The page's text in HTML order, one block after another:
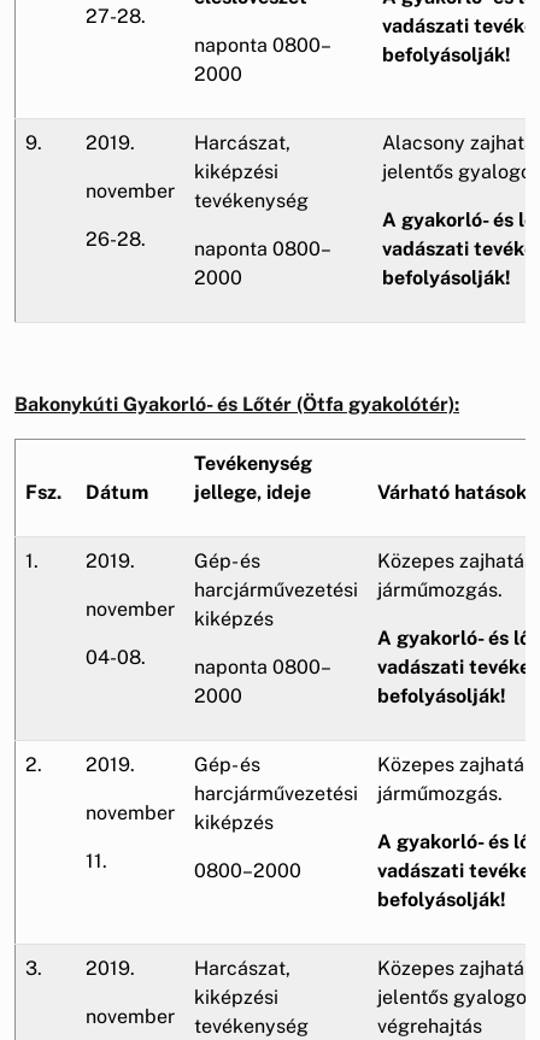
27-28.
naponta 0800–
2000
vadászati
befolyásolják!
9. 2019.
november
26-28.
Harcászat,
kiképzési
tevékenység
naponta 0800–
2000
Alacsony
jelentős
A gyakorló- és
vadászati
befolyásolják!
Bakonykúti Gyakorló- és Lőtér (Ötfa gyakolótér):
Fsz. Dátum
Tevékenység
jellege, ideje
Várható hatások
1. 2019.
november
04-08.
Gép- és
harcjárművezetési
kiképzés
naponta 0800–
2000
Közepes
járműmozgás.
A gyakorló- és
vadászati
befolyásolják!
2. 2019.
november
11.
Gép- és
harcjárművezetési
kiképzés
0800–2000
Közepes
járműmozgás.
A gyakorló- és
vadászati
befolyásolják!
3. 2019.
november
Harcászat,
kiképzési
tevékenység
Közepes
jelentős
végrehajtás